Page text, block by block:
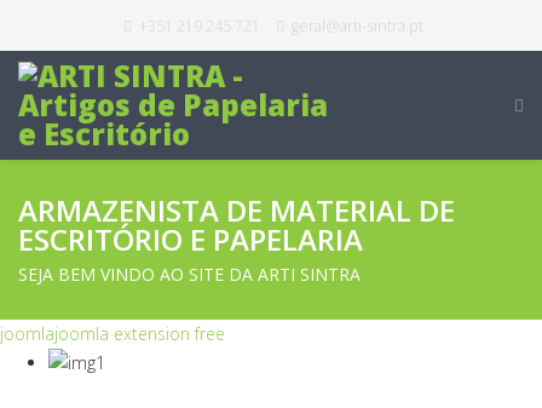
+351 219 245 721 geral@arti-sintra.pt
ARMAZENISTA DE MATERIAL DE
ESCRITÓRIO E PAPELARIA
SEJA BEM VINDO AO SITE DA ARTI SINTRA
joomlajoomla extension free